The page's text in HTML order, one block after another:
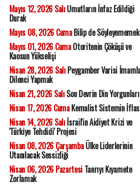
Mayıs 12, 2026 SalıUmutların İnfaz Edildiği
Durak
Mayıs 08, 2026 CumaBilip de Söyleyememek
Mayıs 01, 2026 CumaOtoritenin Çöküşü ve
Kaosun Yükselişi
Nisan 28, 2026 SalıPeygamber Varisi
Dilenci Yapmak
Nisan 21, 2026 SalıSon Devrin Din Yorgunları
Nisan 17, 2026 CumaKemalist Sistemin
Nisan 14, 2026 Salıİsrail'in Aidiyet Krizi ve
'Türkiye Tehdidi' Projesi
Nisan 08, 2026 ÇarşambaÜlke Liderlerinin
Utanılacak Sessizliği
Nisan 06, 2026 PazartesiTanrıyı Kıyamete
Zorlamak